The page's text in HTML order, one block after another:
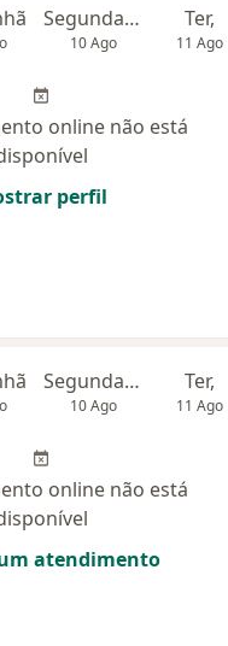
Segunda-feira
10 Ago
Ter,
11 Ago
online não está
perfil
Segunda-feira
10 Ago
Ter,
11 Ago
online não está
atendimento